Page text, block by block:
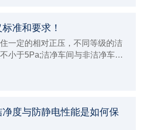
准和要求！
一定的相对正压，不同等级的洁
小于5Pa;洁净车间与非洁净车间
度与防静电性能是如何保